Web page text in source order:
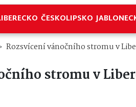
ČESKOLIPSKO
Rozsvícení vánočního stromu v
stromu v